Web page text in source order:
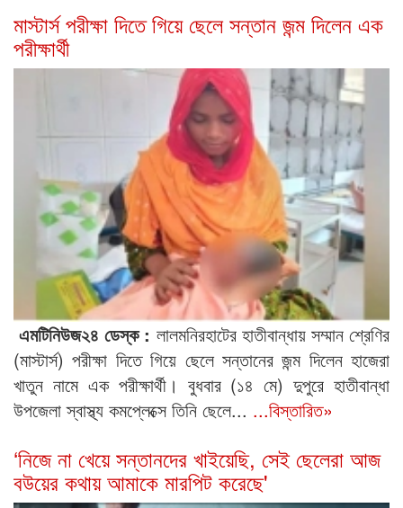
মাস্টার্স পরীক্ষা দিতে গিয়ে ছেলে সন্তান জন্ম দিলেন এক
পরীক্ষার্থী
এমটিনিউজ২৪ ডেস্ক : লালমনিরহাটের হাতীবান্ধায় সম্মান শ্রেণির
(মাস্টার্স) পরীক্ষা দিতে গিয়ে ছেলে সন্তানের জন্ম দিলেন হাজেরা
খাতুন নামে এক পরীক্ষার্থী। বুধবার (১৪ মে) দুপুরে হাতীবান্ধা
উপজেলা স্বাস্থ্য কমপ্লেক্সে তিনি ছেলে... ...বিস্তারিত»
‘নিজে না খেয়ে সন্তানদের খাইয়েছি, সেই ছেলেরা আজ
বউয়ের কথায় আমাকে মারপিট করেছে'